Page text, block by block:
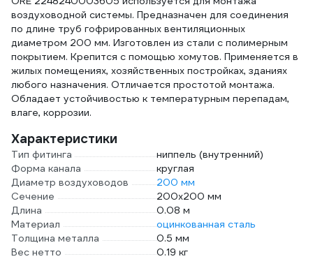
воздуховодной системы. Предназначен для соединения
по длине труб гофрированных вентиляционных
диаметром 200 мм. Изготовлен из стали с полимерным
покрытием. Крепится с помощью хомутов. Применяется в
жилых помещениях, хозяйственных постройках, зданиях
любого назначения. Отличается простотой монтажа.
Обладает устойчивостью к температурным перепадам,
влаге, коррозии.
Характеристики
Тип фитинга
ниппель (внутренний)
Форма канала
круглая
Диаметр воздуховодов
200 мм
Сечение
200х200 мм
Длина
0.08 м
Материал
оцинкованная сталь
Толщина металла
0.5 мм
Вес нетто
0.19 кг